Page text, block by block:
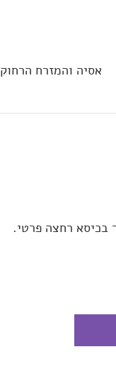
אסיה והמזרח הרחוק
בכיסא רחצה פרטי.